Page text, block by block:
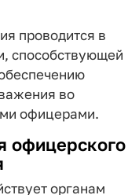
проводится в
способствующей
во
офицерами.
офицерского
органам